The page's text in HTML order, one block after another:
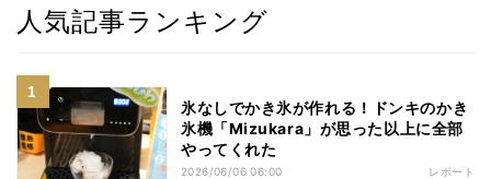
人気記事ランキング
氷なしでかき氷が作れる！ドンキのかき
氷機「Mizukara」が思った以上に全部
やってくれた
2026/06/06 06:00 レポート